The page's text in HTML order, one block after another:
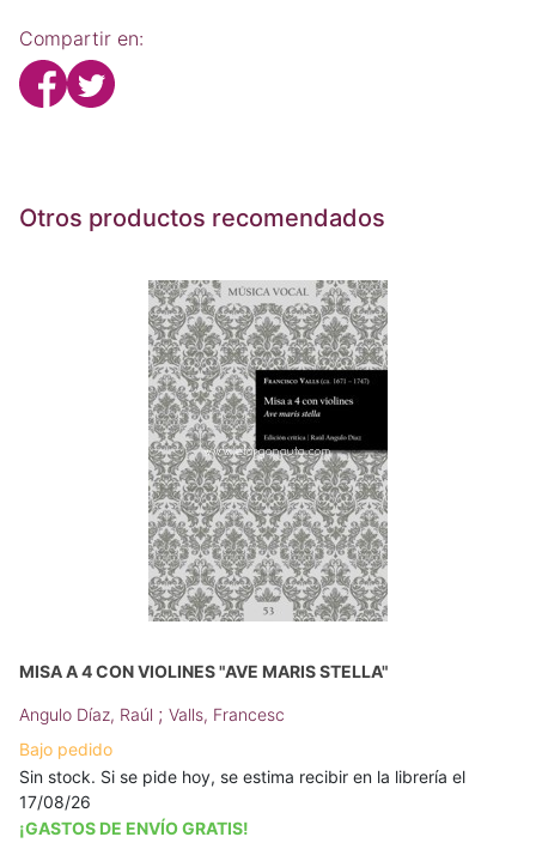
Compartir en:
Otros productos recomendados
MISA A 4 CON VIOLINES "AVE MARIS STELLA"
Angulo Díaz, Raúl ; Valls, Francesc
Bajo pedido
Sin stock. Si se pide hoy, se estima recibir en la librería el
17/08/26
¡GASTOS DE ENVÍO GRATIS!